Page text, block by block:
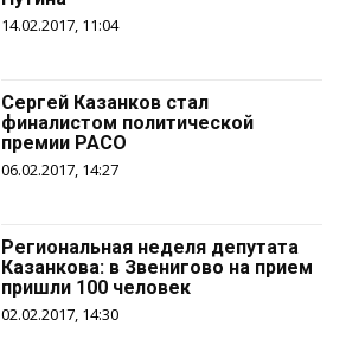
14.02.2017, 11:04
Сергей Казанков стал
финалистом политической
премии РАСО
06.02.2017, 14:27
Региональная неделя депутата
Казанкова: в Звенигово на прием
пришли 100 человек
02.02.2017, 14:30